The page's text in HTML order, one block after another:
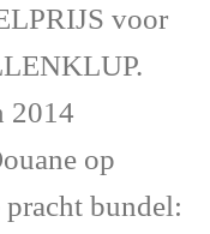
voor
2014
op
bundel: